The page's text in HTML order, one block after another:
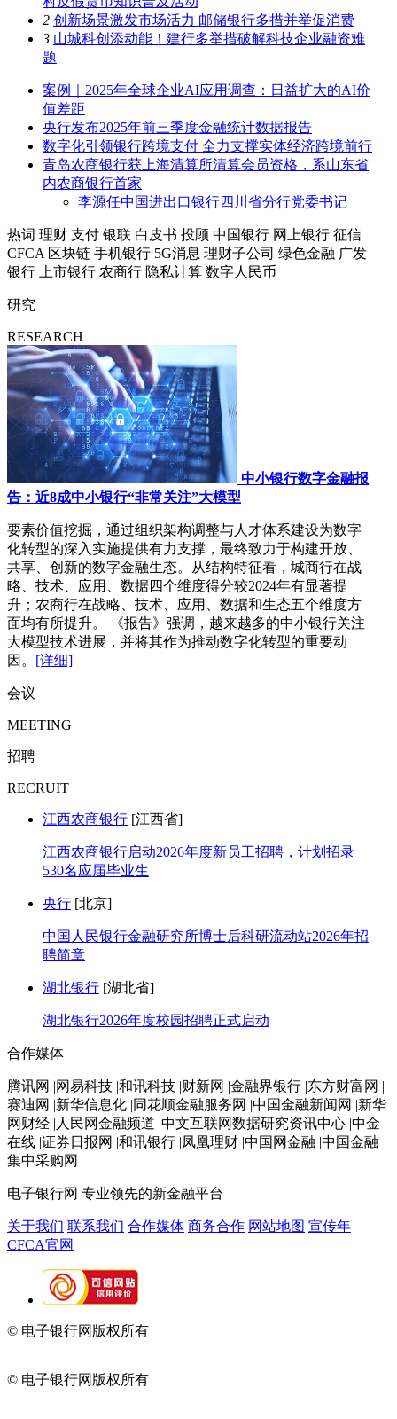
2 创新场景激发市场活力 邮储银行多措并举促消费
3 山城科创添动能！建行多举措破解科技企业融资难
题
案例｜2025年全球企业AI应用调查：日益扩大的AI价
值差距
央行发布2025年前三季度金融统计数据报告
数字化引领银行跨境支付 全力支撑实体经济跨境前行
青岛农商银行获上海清算所清算会员资格，系山东省
内农商银行首家
李源任中国进出口银行四川省分行党委书记
热词 理财 支付 银联 白皮书 投顾 中国银行 网上银行 征信
CFCA 区块链 手机银行 5G消息 理财子公司 绿色金融 广发
银行
上市银行 农商行 隐私计算 数字人民币
研究
RESEARCH
中小银行数字金融报
告：近8成中小银行“非常关注”大模型
要素价值挖掘，通过组织架构调整与人才体系建设为数字
化转型的深入实施提供有力支撑，最终致力于构建开放、
共享、创新的数字金融生态。从结构特征看，城商行在战
略、技术、应用、数据四个维度得分较2024年有显著提
升；农商行在战略、技术、应用、数据和生态五个维度方
面均有所提升。 《报告》强调，越来越多的中小银行关注
大模型技术进展，并将其作为推动数字化转型的重要动
因。 [详细]
会议
MEETING
招聘
RECRUIT
江西农商银行 [江西省]
江西农商银行启动2026年度新员工招聘，计划招录
530名应届毕业生
央行 [北京]
中国人民银行金融研究所博士后科研流动站2026年招
聘简章
湖北银行 [湖北省]
湖北银行2026年度校园招聘正式启动
合作媒体
腾讯网 |网易科技 |和讯科技 |财新网 |金融界银行 |东方财富网 |
赛迪网 |新华信息化 |同花顺金融服务网 |中国金融新闻网 |新华
网财经 |人民网金融频道 |中文互联网数据研究资讯中心 |中金
在线 |证券日报网 |和讯银行 |凤凰理财 |中国网金融 |中国金融
集中采购网
电子银行网 专业领先的新金融平台
关于我们 联系我们 合作媒体 商务合作 网站地图 宣传年
CFCA官网
© 电子银行网版权所有
© 电子银行网版权所有